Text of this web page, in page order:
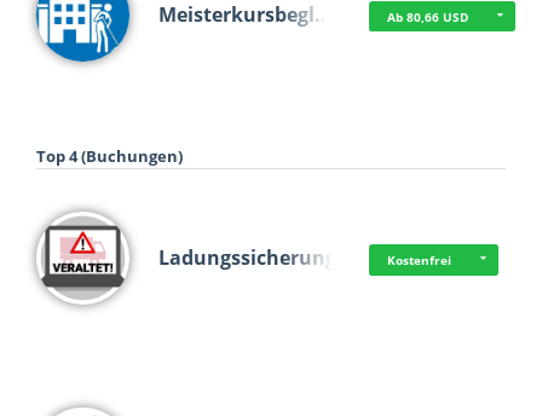
Meisterkursbegl… Ab 80,66 USD
Top 4 (Buchungen)
Ladungssicherung Kostenfrei